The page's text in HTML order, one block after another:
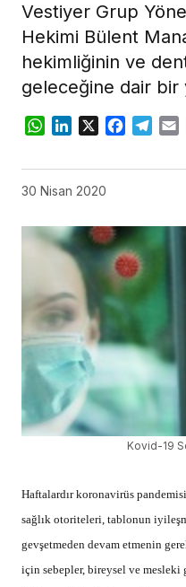
Vestiyer Grup
Hekimi Bülent
hekimliğinin ve
geleceğine dair bir
WhatsApp
LinkedIn
X
30 Nisan 2020
Kovid-19
Haftalardır koronavirüs
sağlık otoriteleri, tablonun
gevşetmeden devam etmenin
için sebepler, bireysel ve